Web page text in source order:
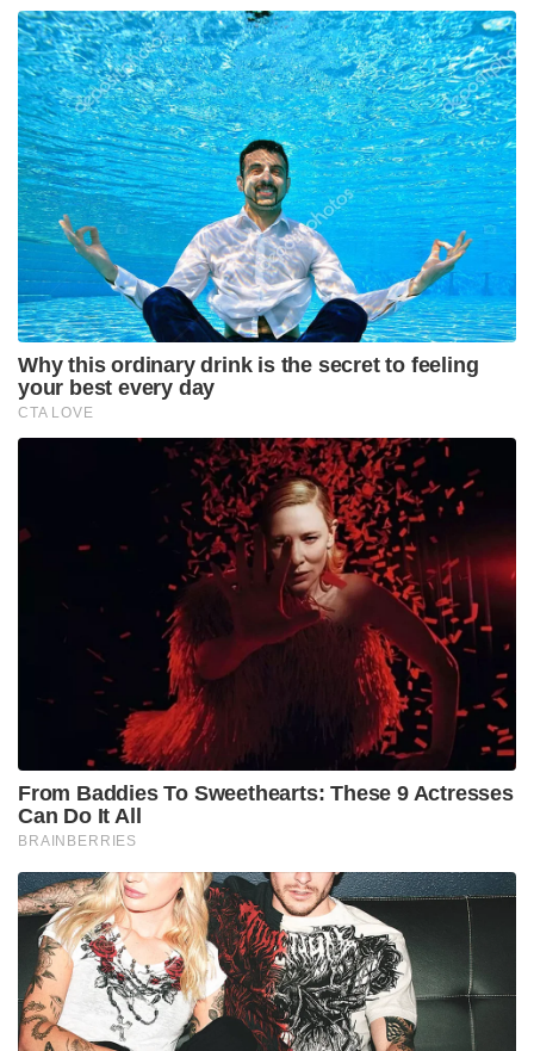
Why this ordinary drink is the secret to feeling
your best every day
CTA LOVE
From Baddies To Sweethearts: These 9 Actresses
Can Do It All
BRAINBERRIES